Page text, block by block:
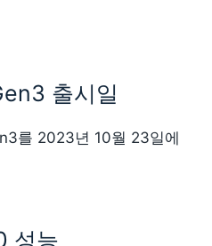
출시일
를 2023년 10월 23일에
성능